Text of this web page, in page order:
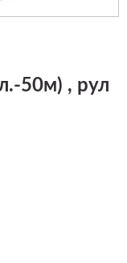
50м) , рул